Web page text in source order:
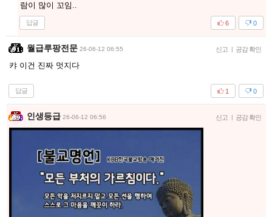
람이 많이 꼬임..
답글 0
6
월급루팡전문 26-06-12 06:55 신고 | 공감 확인
캬 이건 진짜 멋지다
답글 0
1
인생등급 26-06-12 06:56 신고 | 공감 확인